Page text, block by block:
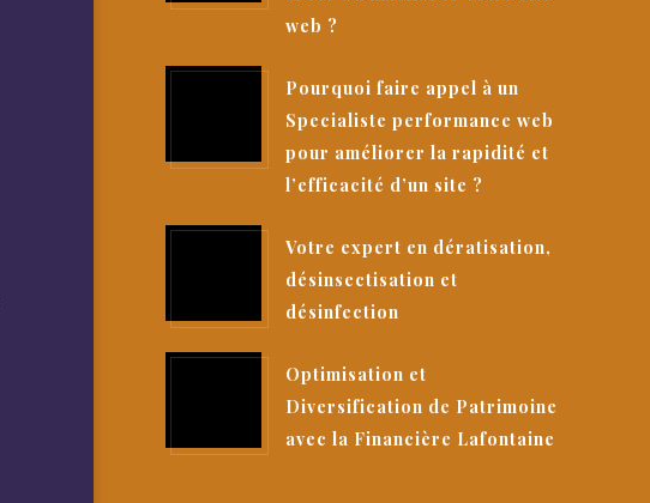
web ?
Pourquoi faire appel à un
Specialiste performance web
pour améliorer la rapidité et
l’efficacité d’un site ?
Votre expert en dératisation,
désinsectisation et
désinfection
Optimisation et
Diversification de Patrimoine
avec la Financière Lafontaine